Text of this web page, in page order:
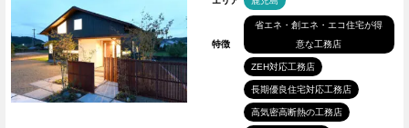
特徴
省エネ・創エネ・エコ住宅が得
意な工務店
ZEH対応工務店
長期優良住宅対応工務店
高気密高断熱の工務店